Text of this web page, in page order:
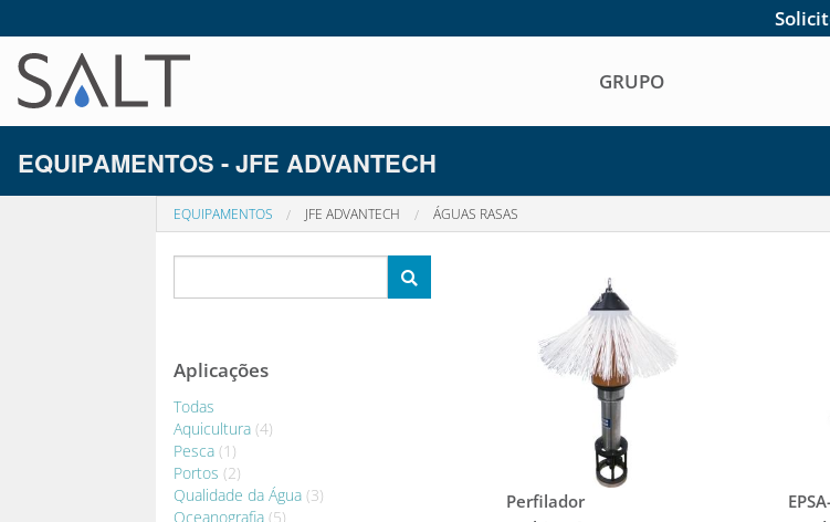
GRUPO
EQUIPAMENTOS - JFE ADVANTECH
EQUIPAMENTOS JFE ADVANTECH ÁGUAS RASAS
Aplicações
Todas
Aquicultura (4)
Pesca (1)
Portos (2)
Qualidade da Água (3)
Oceanografia (5)
Perfilador